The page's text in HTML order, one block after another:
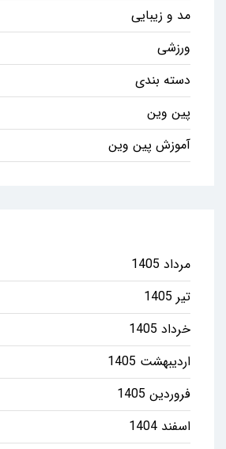
مد و زیبایی
ورزشی
دسته بندی
پین وین
آموزش پین وین
مرداد 1405
تیر 1405
خرداد 1405
اردیبهشت 1405
فروردین 1405
اسفند 1404